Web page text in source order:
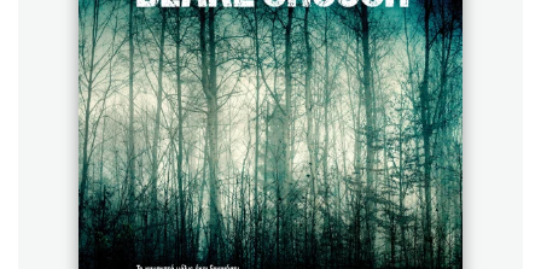
Χάρης Πολίτης
Καθρέφτης